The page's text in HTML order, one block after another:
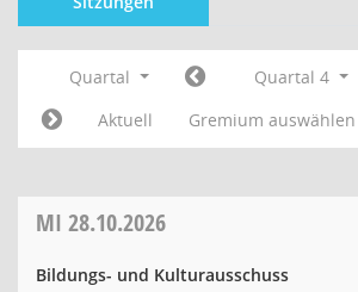
Quartal Quartal 4
Aktuell
Gremium auswählen
MI 28.10.2026
Bildungs- und Kulturausschuss